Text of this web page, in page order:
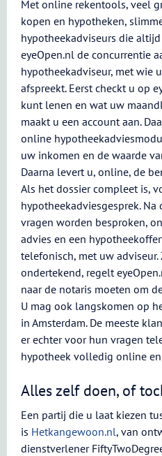
Met online rekentools, veel
kopen en hypotheken,
hypotheekadviseurs die
eyeOpen.nl de concurrentie
hypotheekadviseur, met wie
afspreekt. Eerst checkt u op
kunt lenen en wat uw
maakt u een account aan.
online
uw inkomen en de waarde
Daarna levert u, online, de
Als het dossier compleet is,
hypotheekadviesgesprek.
vragen worden besproken,
advies en een
telefonisch, met uw
ondertekend, regelt
naar de notaris moeten om
U mag ook langskomen op
in Amsterdam. De meeste
er echter voor hun vragen
hypotheek volledig online
Alles zelf doen, of
Een partij die u laat kiezen
is Hetkangewoon.nl, van
dienstverlener